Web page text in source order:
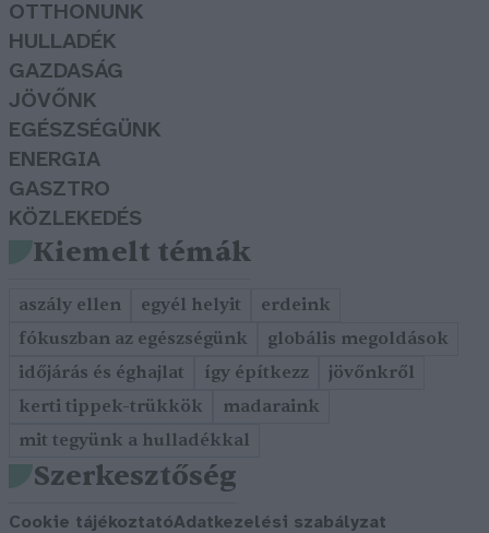
OTTHONUNK
HULLADÉK
GAZDASÁG
JÖVŐNK
EGÉSZSÉGÜNK
ENERGIA
GASZTRO
KÖZLEKEDÉS
Kiemelt témák
aszály ellen egyél helyit
erdeink
fókuszban az egészségünk
globális megoldások
időjárás és éghajlat
így építkezz
jövőnkről
kerti tippek-trükkök
madaraink
mit tegyünk a hulladékkal
Szerkesztőség
Cookie tájékoztatóAdatkezelési szabályzat